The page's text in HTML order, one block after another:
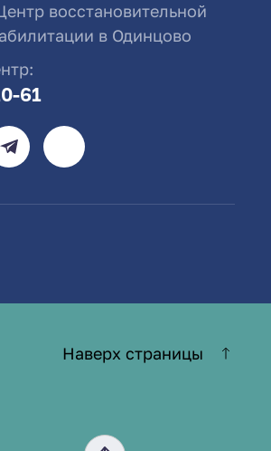
восстановительной
в Одинцово
61
Наверх страницы